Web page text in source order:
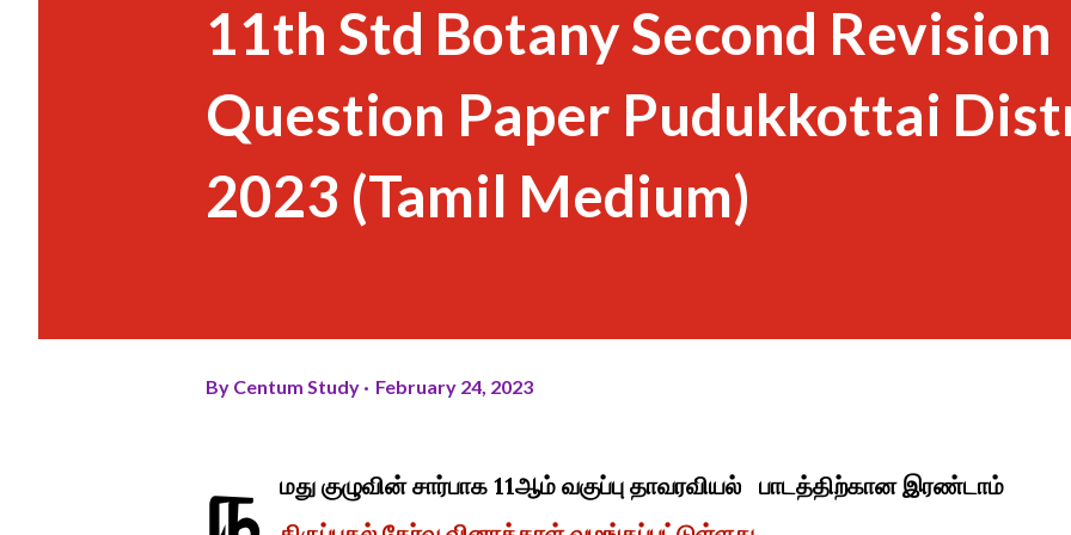
11th Std Botany Second Revision
Question Paper Pudukkottai
2023 (Tamil Medium)
By Centum Study February 24, 2023
ந
மது குழுவின் சார்பாக 11ஆம் வகுப்பு தாவரவியல் பாடத்திற்கான இரண்டாம்